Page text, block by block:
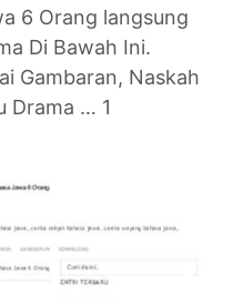
6 Orang langsung
Di Bawah Ini.
Gambaran, Naskah
Drama … 1